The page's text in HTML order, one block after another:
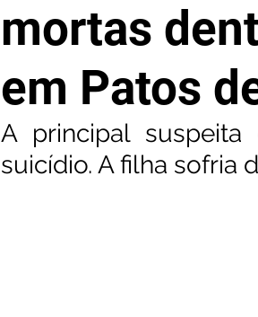
mortas
em Patos
A principal
suicídio. A filha sofria